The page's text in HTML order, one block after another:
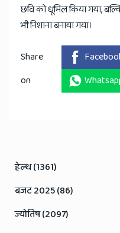
छवि को धूमिल किया गया,
भी निशाना बनाया गया।
Share
on
हेल्थ (1361)
बजट 2025 (86)
ज्योतिष (2097)